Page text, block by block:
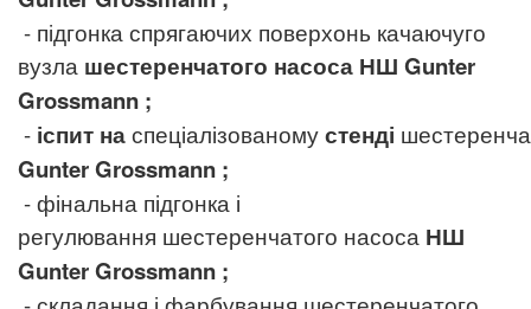
- підгонка спрягаючих поверхонь качаючуго
вузла шестеренчатого насоса НШ Gunter
Grossmann ;
- іспит наспеціалізованомустенді
Gunter Grossmann ;
- фінальна підгонка і
регулювання шестеренчатого насоса НШ
Gunter Grossmann ;